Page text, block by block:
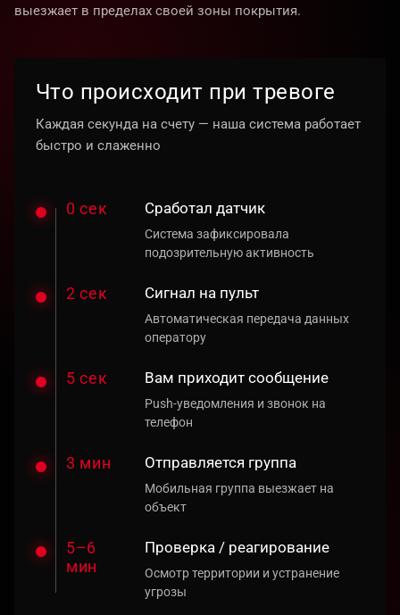
выезжает в пределах своей зоны покрытия.
Что происходит при тревоге
Каждая секунда на счету — наша система работает
быстро и слаженно
0 сек Сработал датчик
Система зафиксировала
подозрительную активность
2 сек Сигнал на пульт
Автоматическая передача данных
оператору
5 сек Вам приходит сообщение
Push-уведомления и звонок на
телефон
3 мин Отправляется группа
Мобильная группа выезжает на
объект
5–6
мин
Проверка / реагирование
Осмотр территории и устранение
угрозы